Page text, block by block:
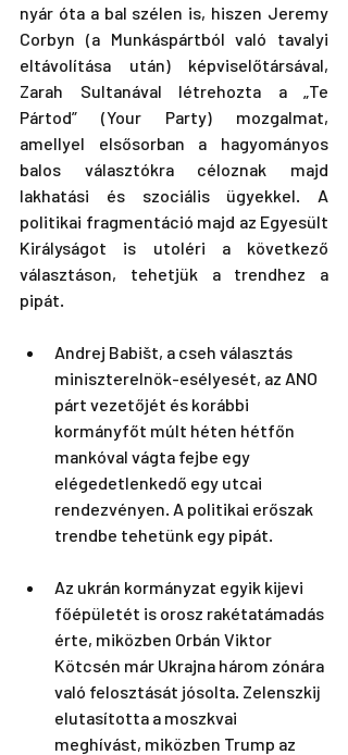
nyár óta a bal szélen is, hiszen Jeremy
Corbyn (a Munkáspártból való tavalyi
eltávolítása után) képviselőtársával,
Zarah Sultanával létrehozta a „Te
Pártod” (Your Party) mozgalmat,
amellyel elsősorban a hagyományos
balos választókra céloznak majd
lakhatási és szociális ügyekkel. A
politikai fragmentáció majd az Egyesült
Királyságot is utoléri a következő
választáson, tehetjük a trendhez a
pipát.
Andrej Babišt, a cseh választás
miniszterelnök-esélyesét, az ANO
párt vezetőjét és korábbi
kormányfőt múlt héten hétfőn
mankóval vágta fejbe egy
elégedetlenkedő egy utcai
rendezvényen. A politikai erőszak
trendbe tehetünk egy pipát.
Az ukrán kormányzat egyik kijevi
főépületét is orosz rakétatámadás
érte, miközben Orbán Viktor
Kötcsén már Ukrajna három zónára
való felosztását jósolta. Zelenszkij
elutasította a moszkvai
meghívást, miközben Trump az